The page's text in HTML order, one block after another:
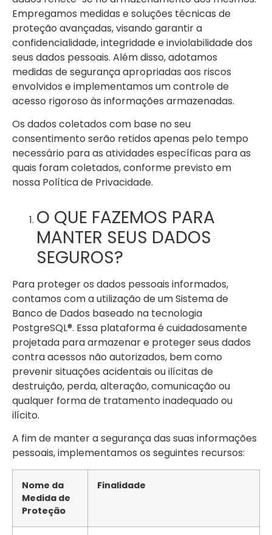
Empregamos medidas e soluções técnicas de
proteção avançadas, visando garantir a
confidencialidade, integridade e inviolabilidade dos
seus dados pessoais. Além disso, adotamos
medidas de segurança apropriadas aos riscos
envolvidos e implementamos um controle de
acesso rigoroso às informações armazenadas.
Os dados coletados com base no seu
consentimento serão retidos apenas pelo tempo
necessário para as atividades específicas para as
quais foram coletados, conforme previsto em
nossa Política de Privacidade.
O QUE FAZEMOS PARA
MANTER SEUS DADOS
SEGUROS?
Para proteger os dados pessoais informados,
contamos com a utilização de um Sistema de
Banco de Dados baseado na tecnologia
PostgreSQL®. Essa plataforma é cuidadosamente
projetada para armazenar e proteger seus dados
contra acessos não autorizados, bem como
prevenir situações acidentais ou ilícitas de
destruição, perda, alteração, comunicação ou
qualquer forma de tratamento inadequado ou
ilícito.
A fim de manter a segurança das suas informações
pessoais, implementamos os seguintes recursos:
Nome da
Medida de
Proteção
Finalidade